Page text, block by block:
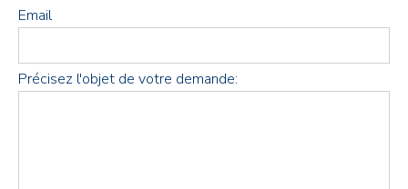
Email
Précisez l'objet de votre demande: